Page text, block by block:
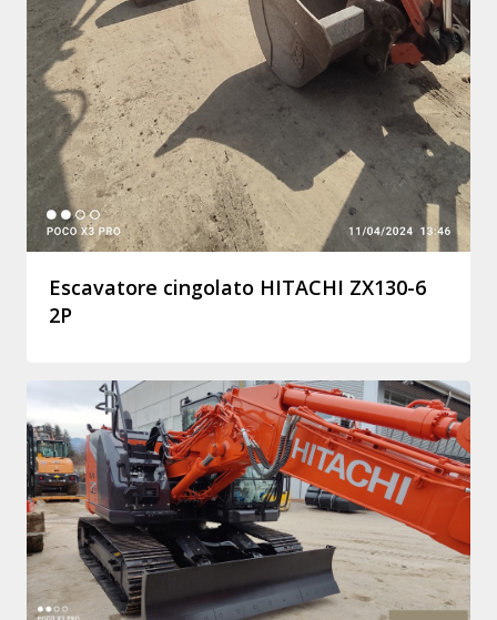
Escavatore cingolato HITACHI ZX130-6
2P